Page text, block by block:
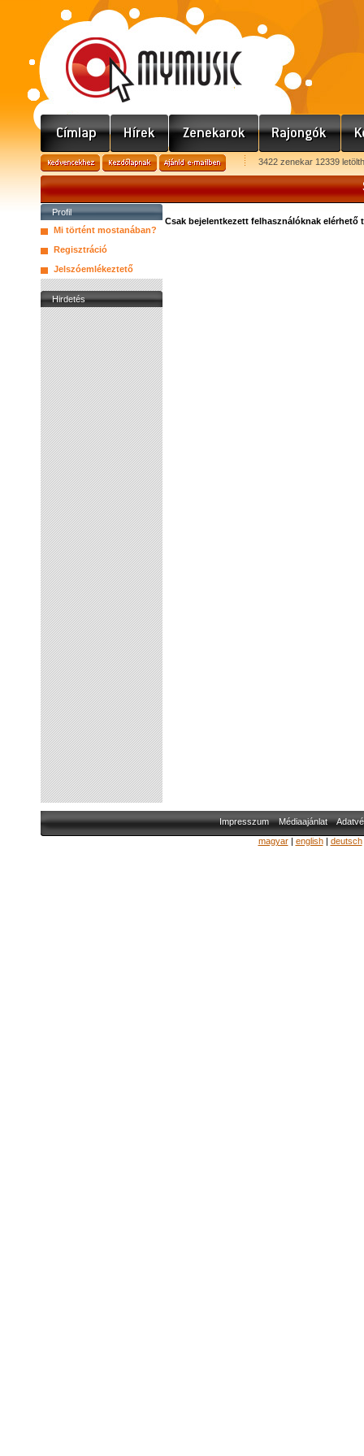
3422 zenekar 12339
Profil
Mi történt mostanában?
Regisztráció
Jelszóemlékeztető
Hirdetés
Csak bejelentkezett felhasználóknak elérhető
Impresszum Médiaajánlat
magyar| english| deutsch